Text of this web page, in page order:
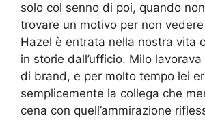
solo col senno di poi, quando
trovare un motivo per non
Hazel è entrata nella nostra vita
in storie dall’ufficio. Milo
di brand, e per molto tempo lei
semplicemente la collega che
cena con quell’ammirazione